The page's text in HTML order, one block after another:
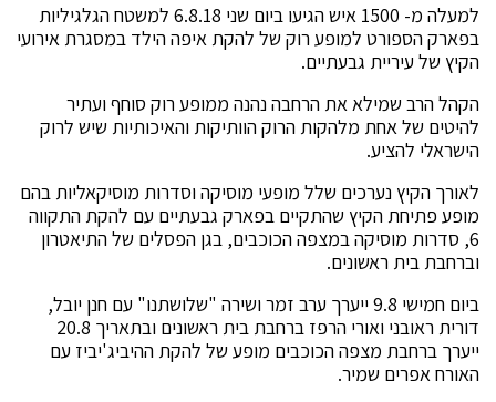
למעלה מ- 1500 איש הגיעו ביום שני 6.8.18 למשטח הגלגיליות
בפארק הספורט למופע רוק של להקת איפה הילד במסגרת אירועי
הקיץ של עיריית גבעתיים.
הקהל הרב שמילא את הרחבה נהנה ממופע רוק סוחף ועתיר
להיטים של אחת מלהקות הרוק הוותיקות והאיכותיות שיש לרוק
הישראלי להציע.
לאורך הקיץ נערכים שלל מופעי מוסיקה וסדרות מוסיקאליות בהם
מופע פתיחת הקיץ שהתקיים בפארק גבעתיים עם להקת התקווה
6, סדרות מוסיקה במצפה הכוכבים, בגן הפסלים של התיאטרון
וברחבת בית ראשונים.
ביום חמישי 9.8 ייערך ערב זמר ושירה "שלושתנו" עם חנן יובל,
דורית ראובני ואורי הרפז ברחבת בית ראשונים ובתאריך 20.8
ייערך ברחבת מצפה הכוכבים מופע של להקת ההיביג'יביז עם
האורח אפרים שמיר.